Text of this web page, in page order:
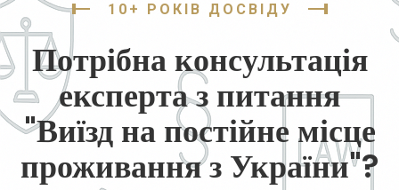
10+ РОКІВ ДОСВІДУ
Потрібна консультація
експерта з питання
"Виїзд на постійне місце
проживання з України"?